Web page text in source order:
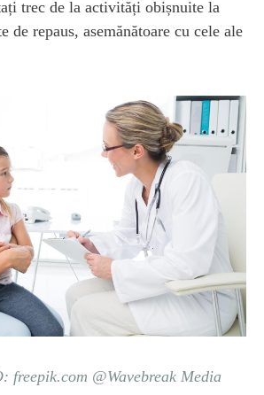
trec de la activități obișnuite la
de repaus, asemănătoare cu cele ale
freepik.com @Wavebreak Media